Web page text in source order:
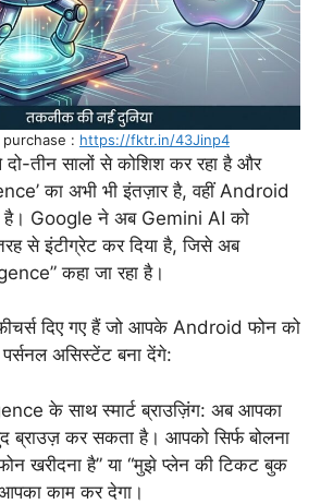
: https://fktr.in/43Jinp4
तीन सालों से कोशिश कर रहा है और
का अभी भी इंतज़ार है, वहीं Android
है। Google ने अब Gemini AI को
से इंटीग्रेट कर दिया है, जिसे अब
कहा जा रहा है।
दिए गए हैं जो आपके Android फोन को
असिस्टेंट बना देंगे:
के साथ स्मार्ट ब्राउज़िंग: अब आपका
कर सकता है। आपको सिर्फ बोलना
खरीदना है” या “मुझे प्लेन की टिकट बुक
काम कर देगा।